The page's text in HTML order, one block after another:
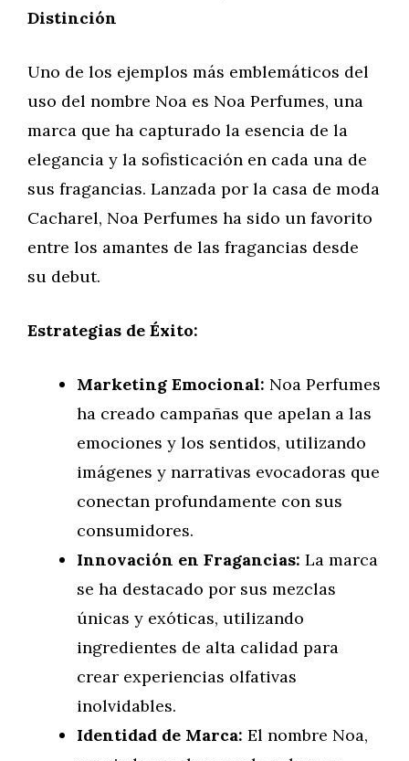
Distinción
Uno de los ejemplos más emblemáticos del
uso del nombre Noa es Noa Perfumes, una
marca que ha capturado la esencia de la
elegancia y la sofisticación en cada una de
sus fragancias. Lanzada por la casa de moda
Cacharel, Noa Perfumes ha sido un favorito
entre los amantes de las fragancias desde
su debut.
Estrategias de Éxito:
Marketing Emocional: Noa Perfumes
ha creado campañas que apelan a las
emociones y los sentidos, utilizando
imágenes y narrativas evocadoras que
conectan profundamente con sus
consumidores.
Innovación en Fragancias: La marca
se ha destacado por sus mezclas
únicas y exóticas, utilizando
ingredientes de alta calidad para
crear experiencias olfativas
inolvidables.
Identidad de Marca: El nombre Noa,